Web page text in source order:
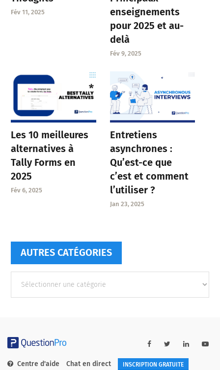
Fév 11, 2025
enseignements
pour 2025 et au-
delà
Fév 9, 2025
Les 10 meilleures
alternatives à
Tally Forms en
2025
Fév 6, 2025
Entretiens
asynchrones :
Qu’est-ce que
c’est et comment
l’utiliser ?
Jan 23, 2025
AUTRES CATÉGORIES
catégories
Centre d'aide Chat en direct INSCRIPTION GRATUITE